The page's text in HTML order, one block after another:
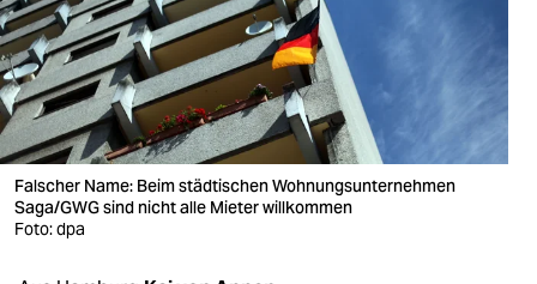
wahrheit
verlag
verlag
veranstaltungen
shop
fragen & hilfe
Falscher Name: Beim städtischen Wohnungsunternehmen
Saga/GWG sind nicht alle Mieter willkommen
Foto: dpa